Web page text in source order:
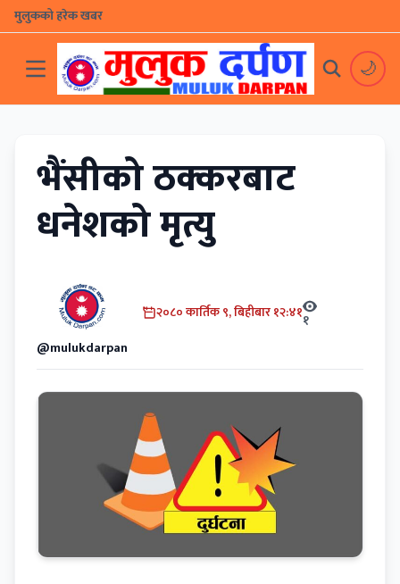
मुलुकको हरेक खबर
🌙
भैंसीको ठक्करबाट
धनेशको मृत्यु
@mulukdarpan
२०८० कार्तिक ९, बिहीबार १२:४११